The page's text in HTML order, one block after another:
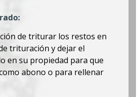
de triturar los restos en
trituración y dejar el
en su propiedad para que
abono o para rellenar